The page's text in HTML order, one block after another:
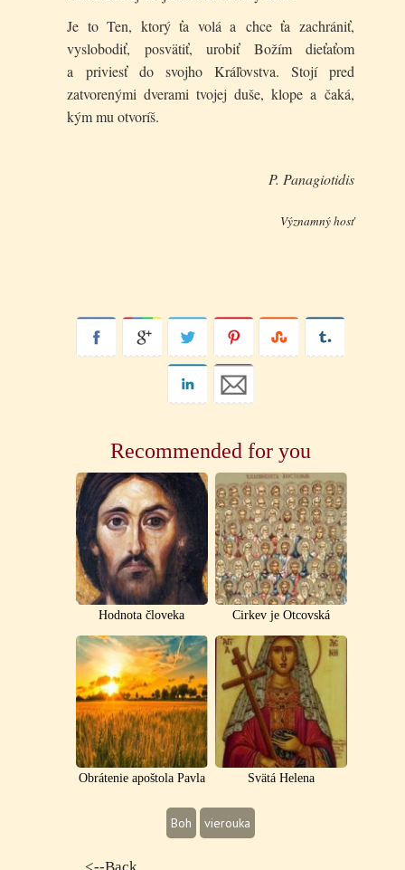
Je to Ten, ktorý ťa volá a chce ťa zachrániť,
vyslobodiť, posvätiť, urobiť Božím dieťaťom
a priviesť do svojho Kráľovstva. Stojí pred
zatvorenými dverami tvojej duše, klope a čaká,
kým mu otvoríš.
P. Panagiotidis
Významný hosť
Recommended for you
Hodnota človeka Cirkev je Otcovská
Obrátenie apoštola Pavla Svätá Helena
Boh vierouka